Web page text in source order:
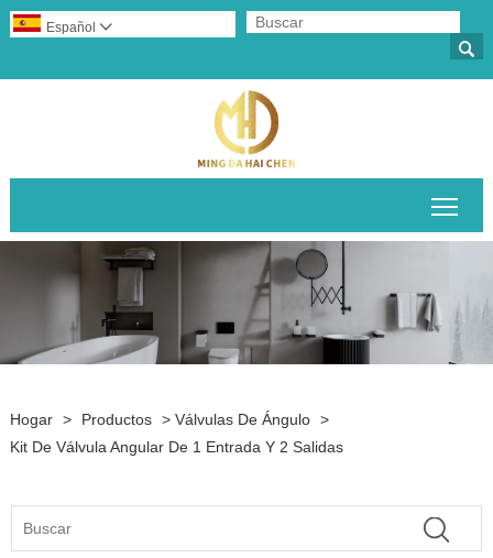

Español 
Hogar > Productos > Válvulas De Ángulo >
Kit De Válvula Angular De 1 Entrada Y 2 Salidas